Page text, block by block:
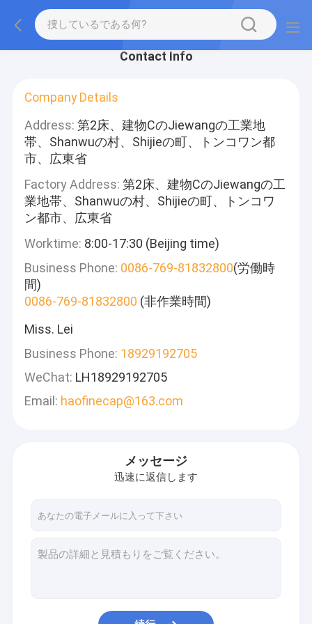
Contact Info
Company Details
Address: 第2床、建物CのJiewangの工業地
帯、Shanwuの村、Shijieの町、トンコワン都
市、広東省
Factory Address: 第2床、建物CのJiewangの工
業地帯、Shanwuの村、Shijieの町、トンコワ
ン都市、広東省
Worktime: 8:00-17:30 (Beijing time)
Business Phone: 0086-769-81832800(労働時
間)
0086-769-81832800 (非作業時間)
Miss. Lei
Business Phone: 18929192705
WeChat: LH18929192705
Email: haofinecap@163.com
メッセージ
迅速に返信します